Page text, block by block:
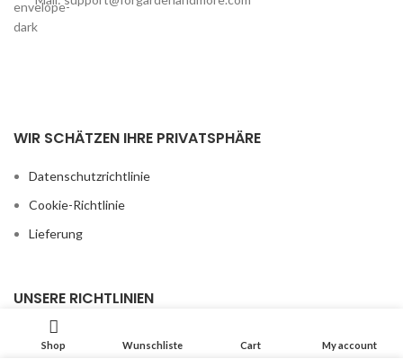
WIR SCHÄTZEN IHRE PRIVATSPHÄRE
Datenschutzrichtlinie
Cookie-Richtlinie
Lieferung
UNSERE RICHTLINIEN
Allgemeine Geschäftsbedingungen
Shop Wunschliste Cart My account